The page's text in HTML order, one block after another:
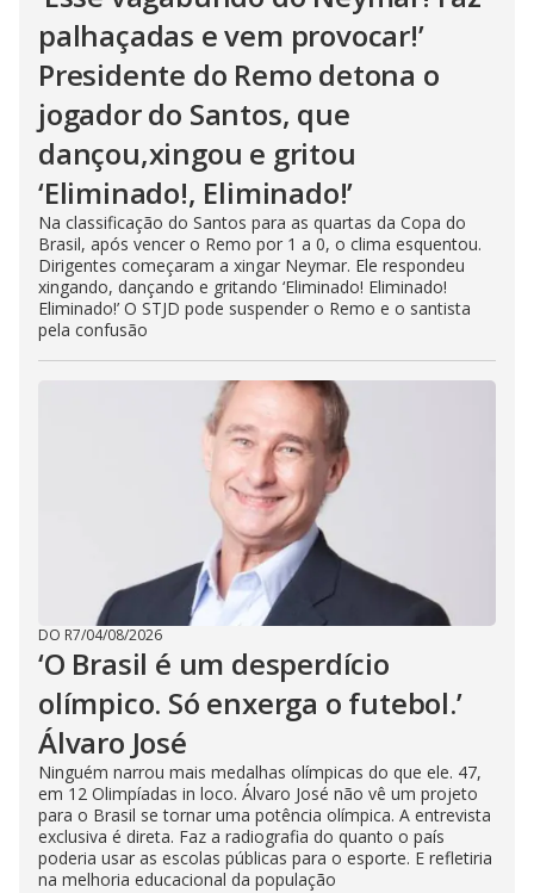
palhaçadas e vem provocar!’
Presidente do Remo detona o
jogador do Santos, que
dançou,xingou e gritou
‘Eliminado!, Eliminado!’
Na classificação do Santos para as quartas da Copa do
Brasil, após vencer o Remo por 1 a 0, o clima esquentou.
Dirigentes começaram a xingar Neymar. Ele respondeu
xingando, dançando e gritando ‘Eliminado! Eliminado!
Eliminado!’ O STJD pode suspender o Remo e o santista
pela confusão
DO R7/04/08/2026
‘O Brasil é um desperdício
olímpico. Só enxerga o futebol.’
Álvaro José
Ninguém narrou mais medalhas olímpicas do que ele. 47,
em 12 Olimpíadas in loco. Álvaro José não vê um projeto
para o Brasil se tornar uma potência olímpica. A entrevista
exclusiva é direta. Faz a radiografia do quanto o país
poderia usar as escolas públicas para o esporte. E refletiria
na melhoria educacional da população